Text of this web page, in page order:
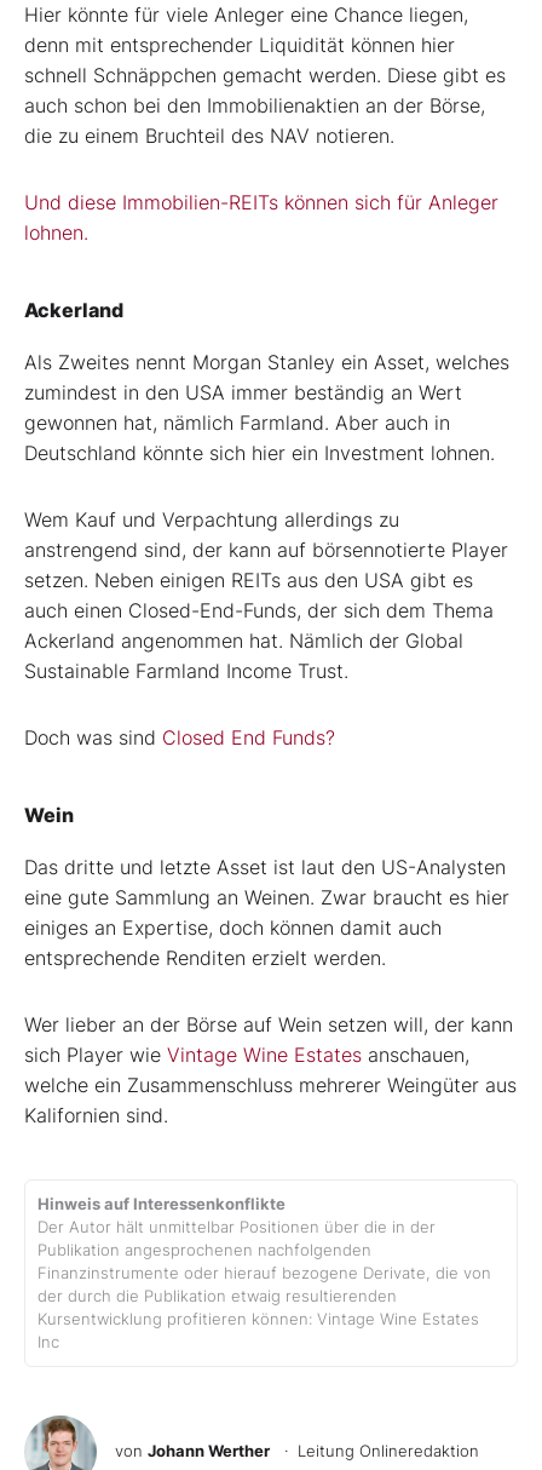
Hier könnte für viele Anleger eine Chance liegen,
denn mit entsprechender Liquidität können hier
schnell Schnäppchen gemacht werden. Diese gibt es
auch schon bei den Immobilienaktien an der Börse,
die zu einem Bruchteil des NAV notieren.
Und diese Immobilien-REITs können sich für Anleger
lohnen.
Ackerland
Als Zweites nennt Morgan Stanley ein Asset, welches
zumindest in den USA immer beständig an Wert
gewonnen hat, nämlich Farmland. Aber auch in
Deutschland könnte sich hier ein Investment lohnen.
Wem Kauf und Verpachtung allerdings zu
anstrengend sind, der kann auf börsennotierte Player
setzen. Neben einigen REITs aus den USA gibt es
auch einen Closed-End-Funds, der sich dem Thema
Ackerland angenommen hat. Nämlich der Global
Sustainable Farmland Income Trust.
Doch was sind Closed End Funds?
Wein
Das dritte und letzte Asset ist laut den US-Analysten
eine gute Sammlung an Weinen. Zwar braucht es hier
einiges an Expertise, doch können damit auch
entsprechende Renditen erzielt werden.
Wer lieber an der Börse auf Wein setzen will, der kann
sich Player wie Vintage Wine Estates anschauen,
welche ein Zusammenschluss mehrerer Weingüter aus
Kalifornien sind.
Hinweis auf Interessenkonflikte
Der Autor hält unmittelbar Positionen über die in der
Publikation angesprochenen nachfolgenden
Finanzinstrumente oder hierauf bezogene Derivate, die von
der durch die Publikation etwaig resultierenden
Kursentwicklung profitieren können: Vintage Wine Estates
Inc
von Johann Werther · Leitung Onlineredaktion